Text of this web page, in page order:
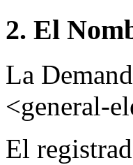
2. El
La
<general-
El